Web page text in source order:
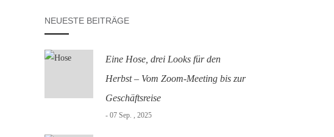
NEUESTE BEITRÄGE
Eine Hose, drei Looks für den
Herbst – Vom Zoom-Meeting bis zur
Geschäftsreise
- 07 Sep. , 2025